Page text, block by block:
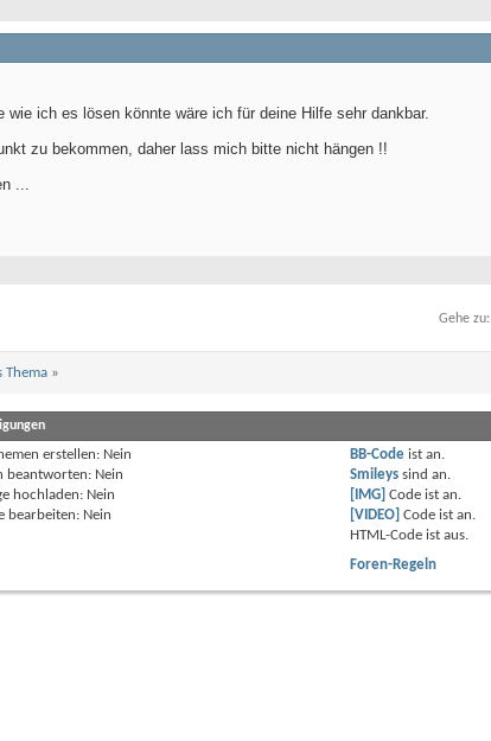
ich es lösen könnte wäre ich für deine Hilfe sehr dankbar.
zu bekommen, daher lass mich bitte nicht hängen !!
...
Gehe zu:
Thema »
erstellen: Nein
beantworten: Nein
hochladen: Nein
bearbeiten: Nein
BB-Code istan.
Smileys sindan.
[IMG] Code istan.
[VIDEO] Code istan.
HTML-Code istaus.
Foren-Regeln